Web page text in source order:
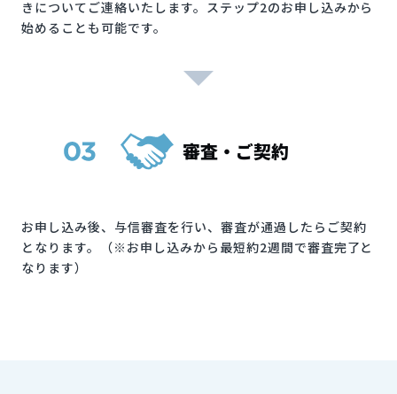
きについてご連絡いたします。ステップ2のお申し込みから
始めることも可能です。
審査・ご契約
お申し込み後、与信審査を行い、審査が通過したらご契約
となります。（※お申し込みから最短約2週間で審査完了と
なります）